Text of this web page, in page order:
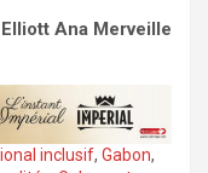
Elliott Ana Merveille
inclusif, Gabon,